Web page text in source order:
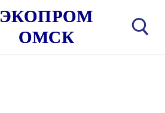
ЭКОПРОМ
ОМСК